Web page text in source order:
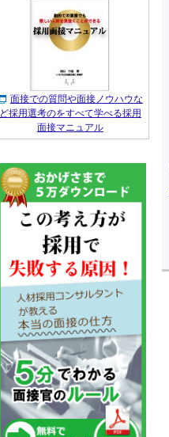
面接での質問や面接ノウハウな
ど採用選考のをすべて学べる採用
面接マニュアル